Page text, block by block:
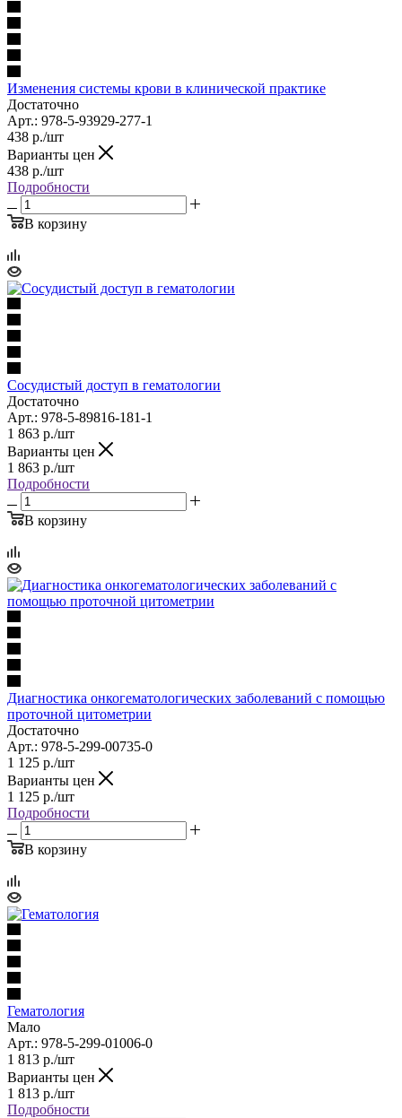
Изменения системы крови в клинической практике
Достаточно
Арт.: 978-5-93929-277-1
438 р./шт
Варианты цен
438 р./шт
Подробности
В корзину
Сосудистый доступ в гематологии
Достаточно
Арт.: 978-5-89816-181-1
1 863 р./шт
Варианты цен
1 863 р./шт
Подробности
В корзину
Диагностика онкогематологических заболеваний с помощью
проточной цитометрии
Достаточно
Арт.: 978-5-299-00735-0
1 125 р./шт
Варианты цен
1 125 р./шт
Подробности
В корзину
Гематология
Мало
Арт.: 978-5-299-01006-0
1 813 р./шт
Варианты цен
1 813 р./шт
Подробности